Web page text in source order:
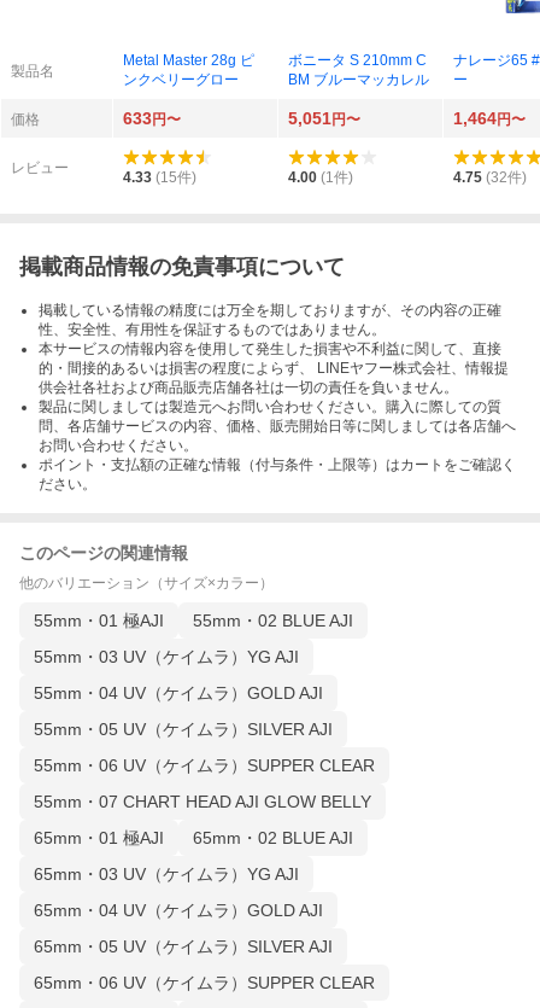
製品名
Metal Master 28g ピ
ンクベリーグロー
ボニータ S 210mm C
BM ブルーマッカレル
ナレージ65
ー
価格 633円〜 5,051円〜 1,464円〜
レビュー
4.33 (15件) 4.00 (1件) 4.75 (32件)
掲載商品情報の免責事項について
掲載している情報の精度には万全を期しておりますが、その内容の正確
性、安全性、有用性を保証するものではありません。
本サービスの情報内容を使用して発生した損害や不利益に関して、直接
的・間接的あるいは損害の程度によらず、 LINEヤフー株式会社、情報提
供会社各社および商品販売店舗各社は一切の責任を負いません。
製品に関しましては製造元へお問い合わせください。購入に際しての質
問、各店舗サービスの内容、価格、販売開始日等に関しましては各店舗へ
お問い合わせください。
ポイント・支払額の正確な情報（付与条件・上限等）はカートをご確認く
ださい。
このページの関連情報
他のバリエーション（サイズ×カラー）
55mm・01 極AJI
55mm・02 BLUE AJI
55mm・03 UV（ケイムラ）YG AJI
55mm・04 UV（ケイムラ）GOLD AJI
55mm・05 UV（ケイムラ）SILVER AJI
55mm・06 UV（ケイムラ）SUPPER CLEAR
55mm・07 CHART HEAD AJI GLOW BELLY
65mm・01 極AJI
65mm・02 BLUE AJI
65mm・03 UV（ケイムラ）YG AJI
65mm・04 UV（ケイムラ）GOLD AJI
65mm・05 UV（ケイムラ）SILVER AJI
65mm・06 UV（ケイムラ）SUPPER CLEAR